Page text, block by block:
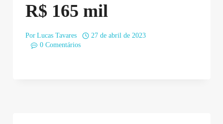
R$ 165 mil
Por Lucas Tavares
27 de abril de 2023
0 Comentários